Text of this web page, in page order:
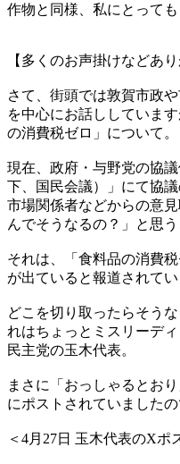
作物と同様、私にとって
【多くのお声掛けなどあ
さて、街頭では敦賀市政
を中心にお話ししていま
の消費税ゼロ」について。
現在、政府・与野党の協
下、国民会議）」にて協
市場関係者などからの意
んでそうなるの？」と思う
それは、「食料品の消費
が出ていると報道されてい
どこを切り取ったらそう
れはちょっとミスリーデ
民主党の玉木代表。
まさに「おっしゃるとお
にポストされていました
＜4月27日 玉木代表のXポ